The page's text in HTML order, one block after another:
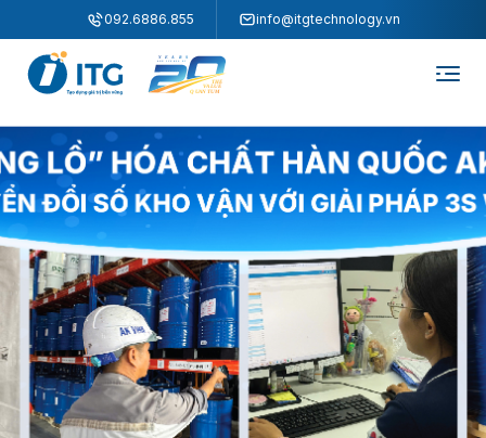
092.6886.855 info@itgtechnology.vn